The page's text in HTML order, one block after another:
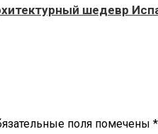
шедевр
поля помечены *